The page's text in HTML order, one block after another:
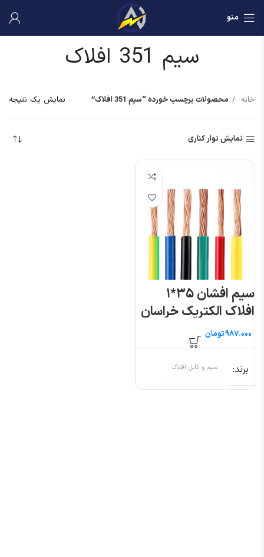
منو
سیم 351 افلاک
خانه محصولات برچسب خورده “سیم 351 افلاک” نمایش یک نتیجه
نمایش نوار کناری
سیم افشان ۳۵*۱
افلاک الکتریک خراسان
تومان
برند سیم و کابل افلاک